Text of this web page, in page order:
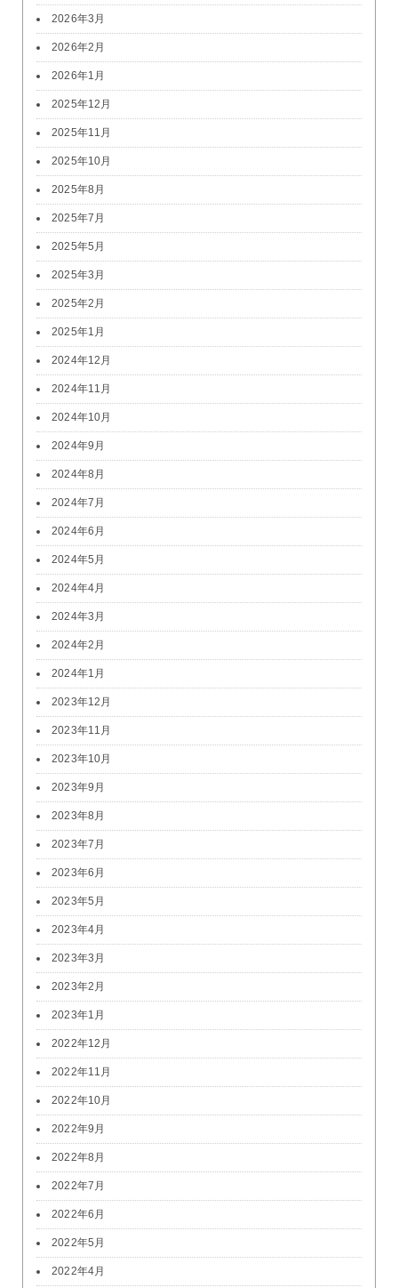
2026年3月
2026年2月
2026年1月
2025年12月
2025年11月
2025年10月
2025年8月
2025年7月
2025年5月
2025年3月
2025年2月
2025年1月
2024年12月
2024年11月
2024年10月
2024年9月
2024年8月
2024年7月
2024年6月
2024年5月
2024年4月
2024年3月
2024年2月
2024年1月
2023年12月
2023年11月
2023年10月
2023年9月
2023年8月
2023年7月
2023年6月
2023年5月
2023年4月
2023年3月
2023年2月
2023年1月
2022年12月
2022年11月
2022年10月
2022年9月
2022年8月
2022年7月
2022年6月
2022年5月
2022年4月